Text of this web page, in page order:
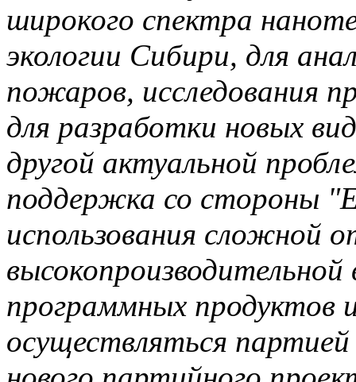
широкого спектра
экологии Сибири, для
пожаров, исследования
для разработки новых
другой актуальной
поддержка со стороны
использования сложной
программных продуктов
осуществляться